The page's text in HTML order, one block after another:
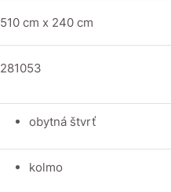
510 cm x 240 cm
281053
obytná štvrť
kolmo